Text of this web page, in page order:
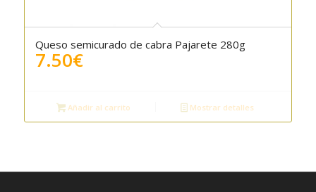
Queso semicurado de cabra Pajarete 280g
7.50€
Añadir al carrito Mostrar detalles